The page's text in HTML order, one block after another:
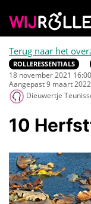
Terug naar het
ROLLERESSENTIALS
18 november 2021 16:00
Aangepast 9 maart
Dieuwertje
10